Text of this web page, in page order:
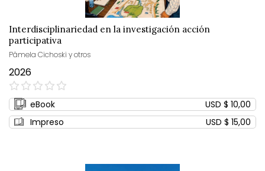
Interdisciplinariedad en la investigación acción
participativa
Pâmela Cichoski y otros
2026
0%
eBook
USD $ 10,00
Impreso
USD $ 15,00